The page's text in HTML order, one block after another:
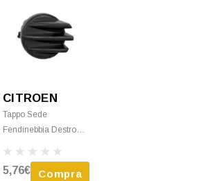
CITROEN
Tappo Sede
Fendinebbia Destro
EXPERT Dal 2004 Al
2006 Nuovo
5,76€ Compra